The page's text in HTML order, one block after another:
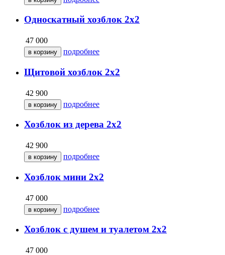
Односкатный хозблок 2х2
47 000
подробнее
Щитовой хозблок 2х2
42 900
подробнее
Хозблок из дерева 2х2
42 900
подробнее
Хозблок мини 2х2
47 000
подробнее
Хозблок с душем и туалетом 2х2
47 000